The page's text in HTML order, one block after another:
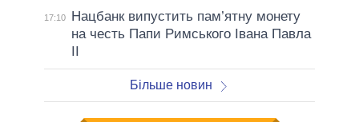
17:10
Нацбанк випустить пам’ятну монету
на честь Папи Римського Івана Павла
II
Більше новин